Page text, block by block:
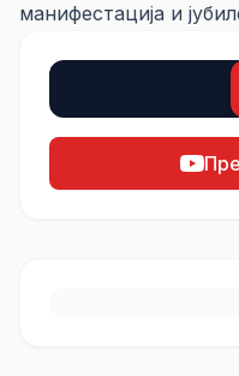
манифестација и